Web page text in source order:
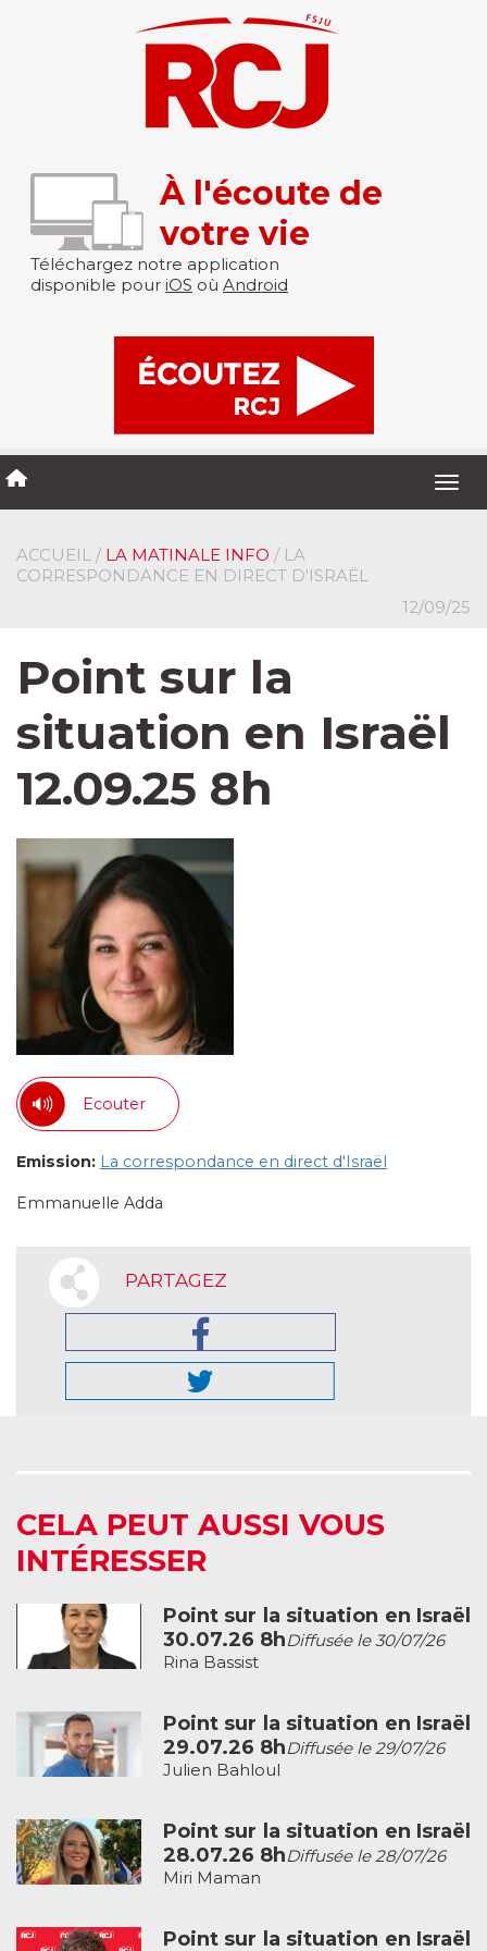
À l'écoute de
votre vie
Téléchargez notre application
disponible pour iOS où Android
ACCUEIL / LA MATINALE INFO / LA
CORRESPONDANCE EN DIRECT D'ISRAËL
12/09/25
Point sur la
situation en Israël
12.09.25 8h
Ecouter
Emission: La correspondance en direct d'Israël
Emmanuelle Adda
PARTAGEZ
CELA PEUT AUSSI VOUS
INTÉRESSER
Point sur la situation en Israël
30.07.26 8hDiffusée le 30/07/26
Rina Bassist
Point sur la situation en Israël
29.07.26 8hDiffusée le 29/07/26
Julien Bahloul
Point sur la situation en Israël
28.07.26 8hDiffusée le 28/07/26
Miri Maman
Point sur la situation en Israël